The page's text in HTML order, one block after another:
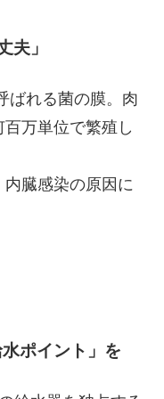
夫」
ばれる菌の膜。肉
万単位で繁殖し
臓感染の原因に
ポイント」を